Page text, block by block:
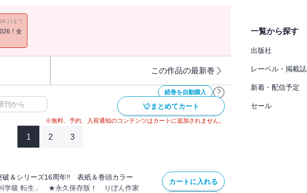
の艶やかな秘め事」 ★ちょっぴり危険な胸キュンラブコメ 神田ち
ざと女子のターゲットは○○王子!? 柚原瑞香「シュガーコートガー
…？ 佐々木奈緒「となりの左京くんは、たぶん」 ★情熱と青春が
アンロック」
まで
！全
この作品の最新巻
続巻を自動購入
刊から まとめてカート
※無料、予約、入荷通知のコンテンツはカートに追加されません。
1 2 3
破＆シリーズ16周年!! 表紙＆巻頭カラー
学級 転生」 ★永久保存版！ りぼん作家
カートに入れる
一覧から探す
出版社
レーベル・掲載誌
新着・配信予定
セール